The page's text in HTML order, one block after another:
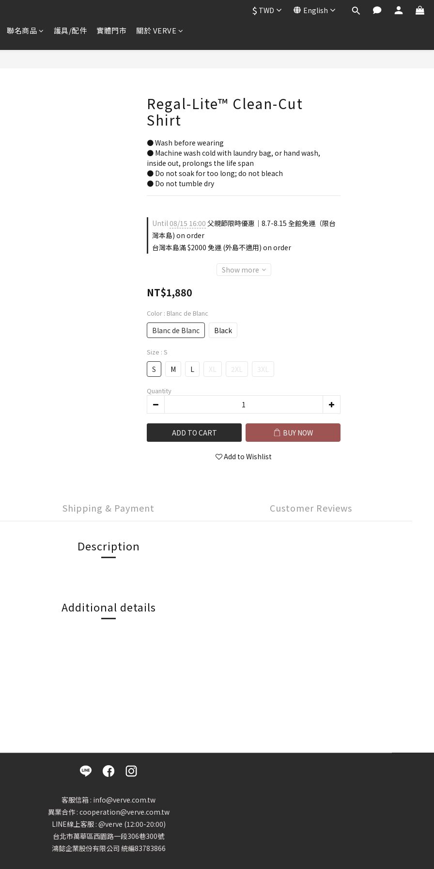
$ TWD English
聯名商品 護具/配件 實體門市 關於 VERVE
Regal-Lite™ Clean-Cut
Shirt
● Wash before wearing
● Machine wash cold with laundry bag, or hand wash,
inside out, prolongs the life span
● Do not soak for too long; do not bleach
● Do not tumble dry
Until08/15 16:00 父親節限時優惠｜8.7-8.15 全館免運（限台
灣本島) on order
台灣本島滿 $2000 免運 (外島不適用) on order
Show more
NT$1,880
Color : Blanc de Blanc
Blanc de Blanc Black
Size : S
S M L XL 2XL 3XL
Quantity
ADD TO CART BUY NOW
Add to Wishlist
Shipping & Payment Customer Reviews
Description
Additional details
客服信箱 : info@verve.com.tw
異業合作 : cooperation@verve.com.tw
LINE線上客服 : @verve (12:00-20:00)
台北市萬華區西園路一段306巷300號
鴻懿企業股份有限公司 統編83783866